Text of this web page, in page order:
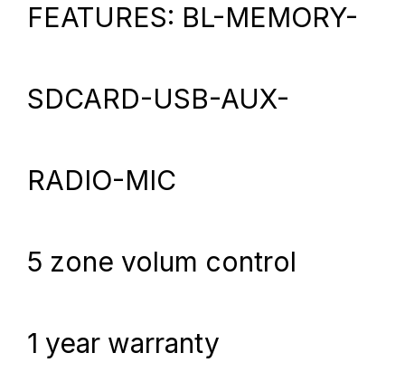
FEATURES: BL-MEMORY-
SDCARD-USB-AUX-
RADIO-MIC
5 zone volum control
1 year warranty